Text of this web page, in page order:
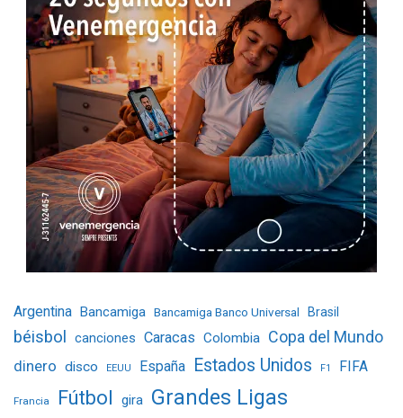
Argentina Bancamiga Bancamiga Banco Universal Brasil
béisbol canciones Caracas Colombia Copa del Mundo
dinero disco EEUU España Estados Unidos F1 FIFA
Francia Fútbol gira Grandes Ligas